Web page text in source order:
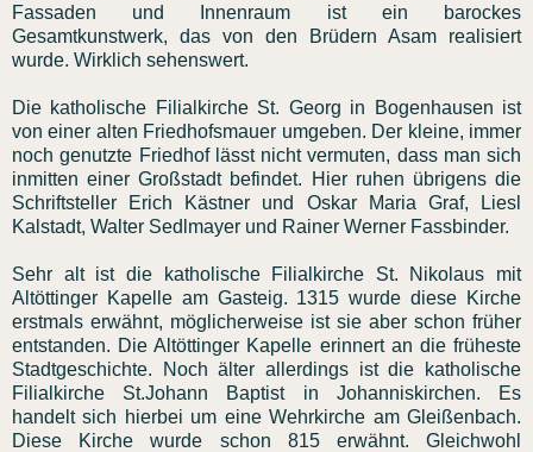
Fassaden und Innenraum ist ein barockes
Gesamtkunstwerk, das von den Brüdern Asam realisiert
wurde. Wirklich sehenswert.
Die katholische Filialkirche St. Georg in Bogenhausen ist
von einer alten Friedhofsmauer umgeben. Der kleine, immer
noch genutzte Friedhof lässt nicht vermuten, dass man sich
inmitten einer Großstadt befindet. Hier ruhen übrigens die
Schriftsteller Erich Kästner und Oskar Maria Graf, Liesl
Kalstadt, Walter Sedlmayer und Rainer Werner Fassbinder.
Sehr alt ist die katholische Filialkirche St. Nikolaus mit
Altöttinger Kapelle am Gasteig. 1315 wurde diese Kirche
erstmals erwähnt, möglicherweise ist sie aber schon früher
entstanden. Die Altöttinger Kapelle erinnert an die früheste
Stadtgeschichte. Noch älter allerdings ist die katholische
Filialkirche St.Johann Baptist in Johanniskirchen. Es
handelt sich hierbei um eine Wehrkirche am Gleißenbach.
Diese Kirche wurde schon 815 erwähnt. Gleichwohl